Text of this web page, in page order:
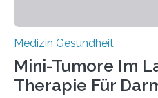
Medizin Gesundheit
Mini-Tumore Im
Therapie Für